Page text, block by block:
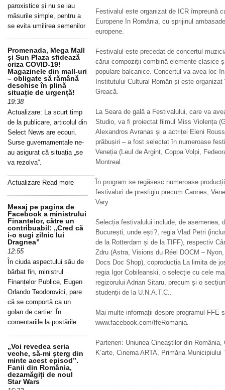
Festivalul este organizat de ICR împreună
Europene în România, cu sprijinul
europene.
Festivalul este precedat de concertul
cărui compoziții combină elemente clasice
populare balcanice. Concertul va avea loc
Institutului Cultural Român și este
Greacă.
La Seara de gală a Festivalului, care va
Studio, va fi proiectat filmul Miss Violența
Alexandros Avranas și a actriței Eleni
prăbușiri – a fost selectat în numeroase
Veneția (Leul de Argint, Coppa Volpi,
Montreal.
În program se regăsesc numeroase
festivaluri de prestigiu precum Cannes,
Vary.
Selecția festivalului include, de asemenea,
București, unde ești?, regia Vlad Petri
de la Rotterdam și de la TIFF), respectiv
Zdru (Astra, Visions du Réel DOCM –
Docs Doc Shop), coproducția La limita de
regia Igor Cobileanski, o selecție cu cele
regizorului Adrian Sitaru, precum și o
studenții de la U.N.A.T.C..
Mai multe informații despre programul FFE
www.facebook.com/ffeRomania.
Parteneri: Uniunea Cineaștilor din
K’arte, Cinema ARTA, Primăria Municipiului
paroxistice și nu se iau
măsurile simple, pentru a
se evita umilirea semenilor
Promenada, Mega Mall
și Sun Plaza sfidează
criza COVID-19!
Magazinele din mall-uri
– obligate să rămână
deschise în plină
situație de urgență!
19:38
Actualizare: La scurt timp
de la publicare, articolul din
Select News are ecouri.
Surse guvernamentale ne-
au asigurat că situația „se
va rezolva”.
Actualizare Read more
Mesaj pe pagina de
Facebook a ministrului
Finanțelor, către un
contribuabil: „Cred că
i-o sugi zilnic lui
Dragnea”
12:55
În ciuda aspectului său de
bărbat fin, ministrul
Finanțelor Publice, Eugen
Orlando Teodorovici, pare
că se comportă ca un
golan de cartier. În
comentariile la postările
„Voi revedea seria
veche, să-mi șterg din
minte acest episod”.
Fanii din România,
dezamăgiți de noul
Star Wars